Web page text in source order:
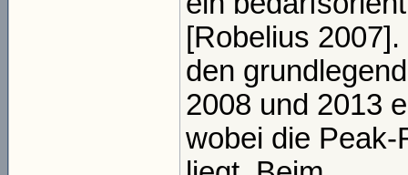
[Robelius 2007].
den
2008 und 2013
wobei die Peak-